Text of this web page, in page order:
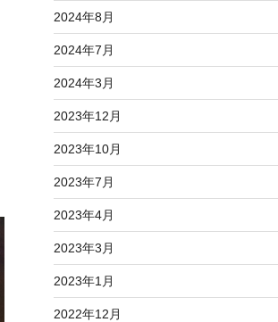
2024年8月
2024年7月
2024年3月
2023年12月
2023年10月
2023年7月
2023年4月
2023年3月
2023年1月
2022年12月